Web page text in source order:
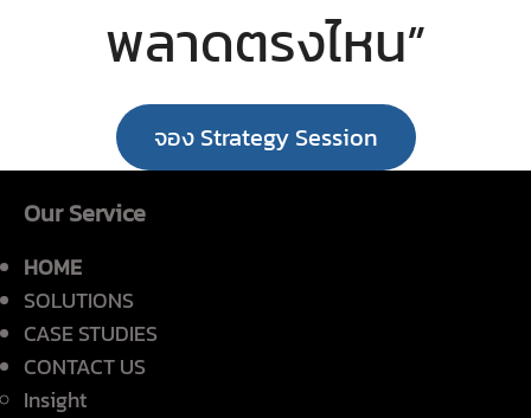
พลาดตรงไหน”
จอง Strategy Session
Our Service
HOME
SOLUTIONS
CASE STUDIES
CONTACT US
Insight